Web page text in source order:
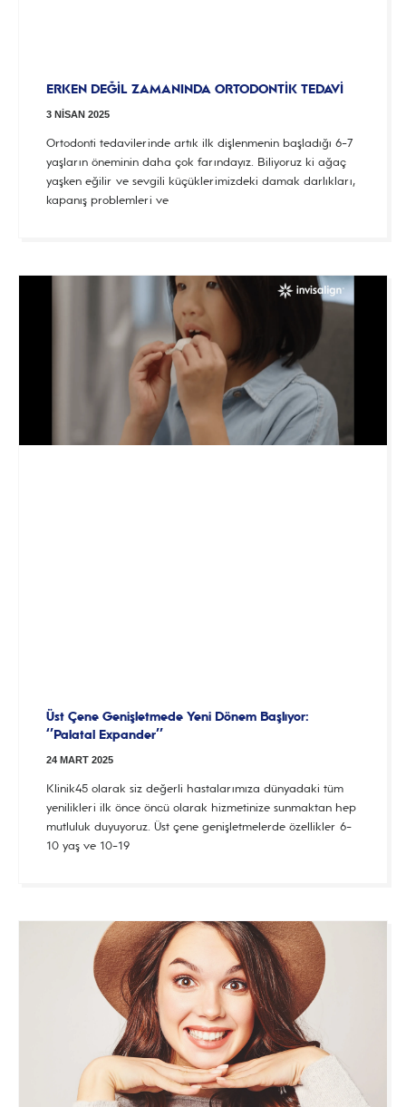
ERKEN DEĞİL ZAMANINDA ORTODONTİK TEDAVİ
3 NISAN 2025
Ortodonti tedavilerinde artık ilk dişlenmenin başladığı 6-7
yaşların öneminin daha çok farındayız. Biliyoruz ki ağaç
yaşken eğilir ve sevgili küçüklerimizdeki damak darlıkları,
kapanış problemleri ve
Üst Çene Genişletmede Yeni Dönem Başlıyor:
‘’Palatal Expander’’
24 MART 2025
Klinik45 olarak siz değerli hastalarımıza dünyadaki tüm
yenilikleri ilk önce öncü olarak hizmetinize sunmaktan hep
mutluluk duyuyoruz. Üst çene genişletmelerde özellikler 6-
10 yaş ve 10-19